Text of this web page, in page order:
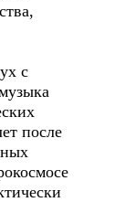
с
после